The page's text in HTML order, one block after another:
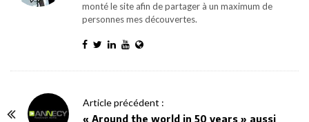
monté le site afin de partager à un maximum de
personnes mes découvertes.
Article précédent :
« Around the world in 50 years » aussi